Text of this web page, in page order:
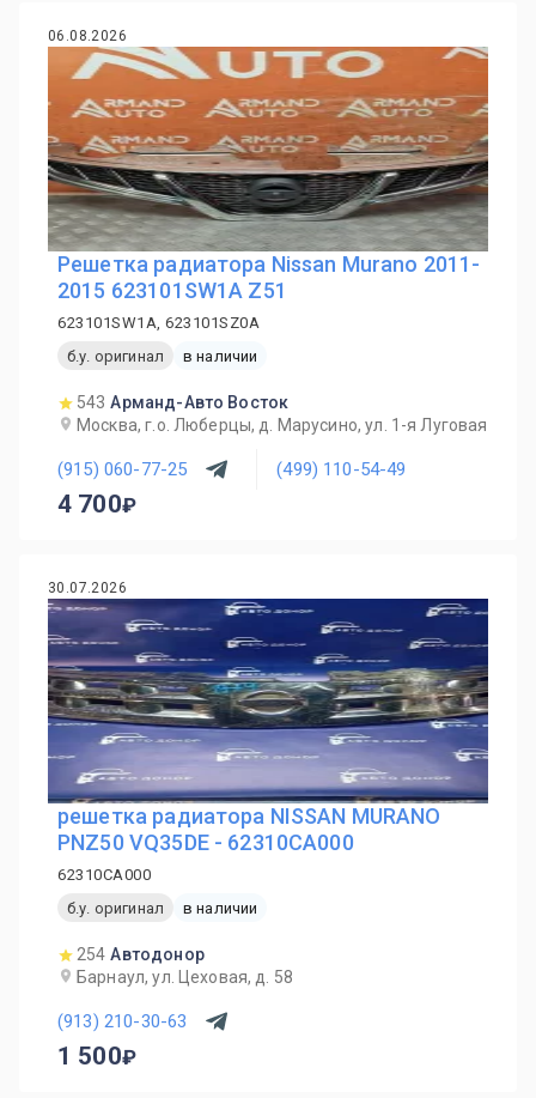
06.08.2026
Решетка радиатора Nissan Murano 2011-
2015 623101SW1A Z51
623101SW1A, 623101SZ0A
б.у. оригинал
в наличии
543 Арманд-Авто Восток
Москва, г.о. Люберцы, д. Марусино, ул. 1-я Луговая
(915) 060-77-25 (499) 110-54-49
4 700
30.07.2026
решетка радиатора NISSAN MURANO
PNZ50 VQ35DE - 62310CA000
62310CA000
б.у. оригинал
в наличии
254 Автодонор
Барнаул, ул. Цеховая, д. 58
(913) 210-30-63
1 500